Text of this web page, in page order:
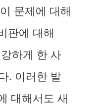
문제에 대해
판에 대해
하게 한 사
. 이러한 발
대해서도 새